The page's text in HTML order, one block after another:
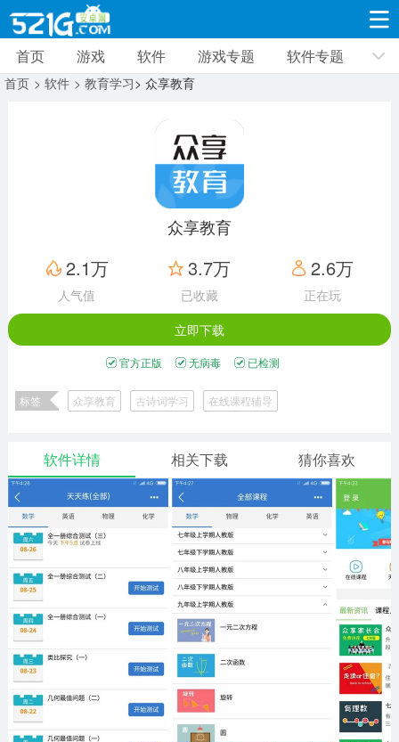
游戏 软件 游戏专题 软件专题 新闻资讯
8692款应用
动作闯关
12960款应用
赛车竞速
3628款应用
卡牌对战
2051款应用
体育运动
1278款应用
手游辅助
1958款应用
二次元
模拟经营
仙侠手游
485款应用
手赚网赚
446款应用
绝地求生
34款应用
三国游戏
3931款应用
我的世界
69款应用
像素游戏
700款应用
其他
末日游戏
1405款应用
pc游戏
3443款应用
游戏攻略
软件教程
8款应用
热点新闻
8款应用
首页 游戏 软件 游戏专题 软件专题
首页 > 软件 > 教育学习> 众享教育
众享教育
2.1万
人气值
3.7万
已收藏
2.6万
正在玩
立即下载
官方正版 无病毒 已检测
标签 众享教育 古诗词学习 在线课程辅导
软件详情 相关下载 猜你喜欢